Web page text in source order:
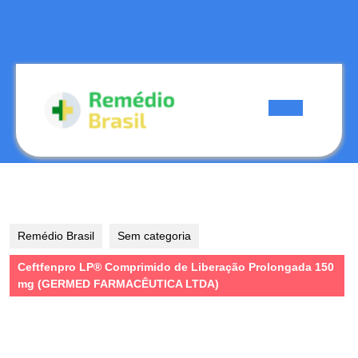
Remédio Brasil Sem categoria
Ceftfenpro LP® Comprimido de Liberação Prolongada 150
mg (GERMED FARMACÊUTICA LTDA)